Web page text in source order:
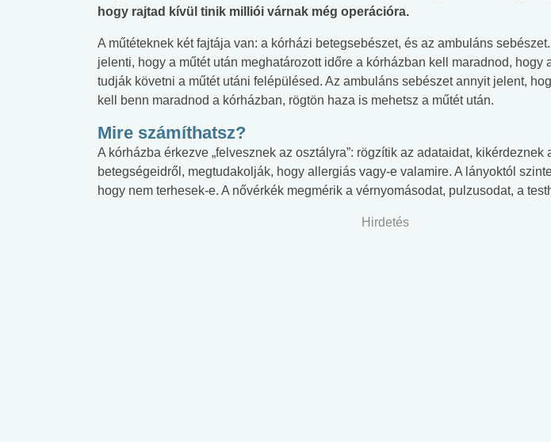
hogy rajtad kívül tinik milliói várnak még operációra.
A műtéteknek két fajtája van: a kórházi betegsebészet, és az ambuláns
jelenti, hogy a műtét után meghatározott időre a kórházban kell maradnod, hogy
tudják követni a műtét utáni felépülésed. Az ambuláns sebészet annyit jelent,
kell benn maradnod a kórházban, rögtön haza is mehetsz a műtét után.
Mire számíthatsz?
A kórházba érkezve „felvesznek az osztályra”: rögzítik az adataidat, kikérdeznek
betegségeidről, megtudakolják, hogy allergiás vagy-e valamire. A lányoktól
hogy nem terhesek-e. A nővérkék megmérik a vérnyomásodat, pulzusodat, a
Hirdetés